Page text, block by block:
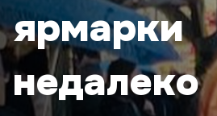
ярмарки
недалеко